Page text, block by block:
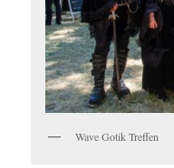
Wave Gotik Treffen